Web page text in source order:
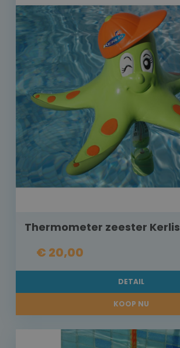
Thermometer zeester Kerlis
€ 20,00
DETAIL
KOOP NU